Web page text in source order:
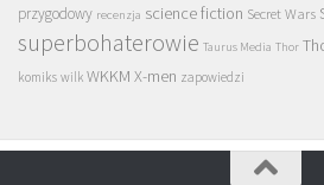
przygodowy recenzja science fiction Secret Wars
superbohaterowie Taurus Media Thor
komiks wilk WKKM X-men zapowiedzi